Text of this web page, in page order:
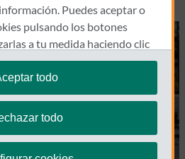
Puedes aceptar o
pulsando los botones
a tu medida haciendo clic
.
modificar tus ajustes de
en la sección
todo
todo